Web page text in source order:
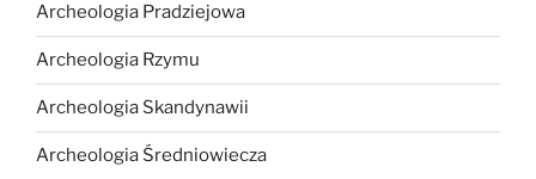
Archeologia Pradziejowa
Archeologia Rzymu
Archeologia Skandynawii
Archeologia Średniowiecza